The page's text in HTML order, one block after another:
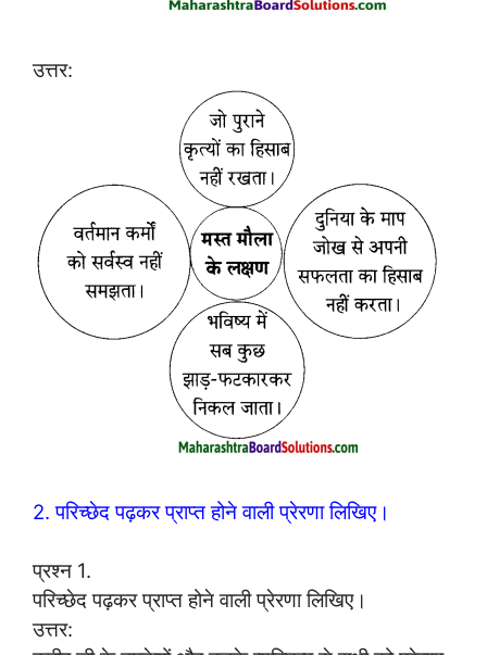
उत्तर:
2. परिच्छेद पढ़कर प्राप्त होने वाली प्रेरणा लिखिए।
प्रश्न 1.
परिच्छेद पढ़कर प्राप्त होने वाली प्रेरणा लिखिए।
उत्तर: